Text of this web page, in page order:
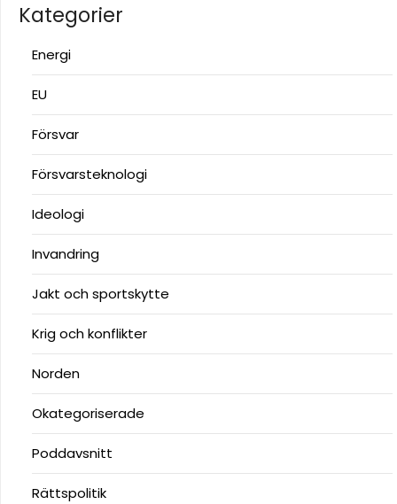
Kategorier
Energi
EU
Försvar
Försvarsteknologi
Ideologi
Invandring
Jakt och sportskytte
Krig och konflikter
Norden
Okategoriserade
Poddavsnitt
Rättspolitik